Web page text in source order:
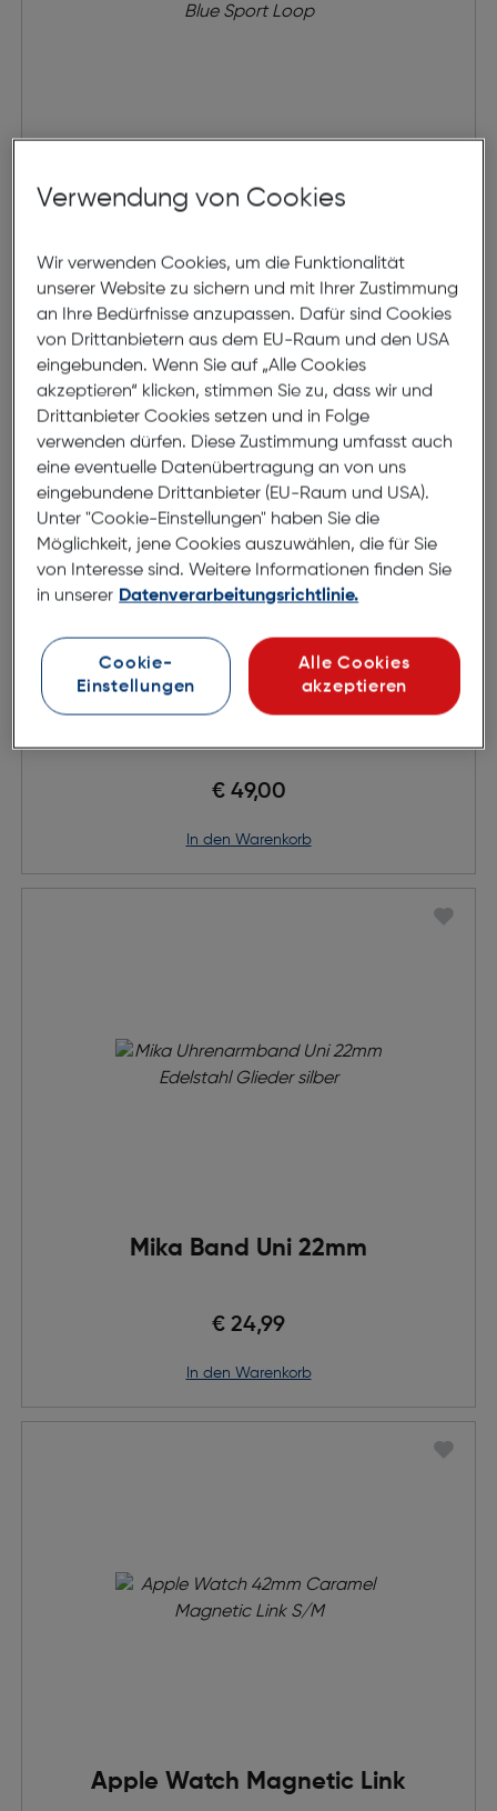
Apple Watch Sport Loop
€ 49,00
in den Warenkorb
Apple Watch Nike Sport Loop
€ 49,00
in den Warenkorb
Mika Band Uni 22mm
€ 24,99
in den Warenkorb
Apple Watch Magnetic Link
Verwendung von Cookies
Wir verwenden Cookies, um die Funktionalität
unserer Website zu sichern und mit Ihrer Zustimmung
an Ihre Bedürfnisse anzupassen. Dafür sind Cookies
von Drittanbietern aus dem EU-Raum und den USA
eingebunden. Wenn Sie auf „Alle Cookies
akzeptieren“ klicken, stimmen Sie zu, dass wir und
Drittanbieter Cookies setzen und in Folge
verwenden dürfen. Diese Zustimmung umfasst auch
eine eventuelle Datenübertragung an von uns
eingebundene Drittanbieter (EU-Raum und USA).
Unter "Cookie-Einstellungen" haben Sie die
Möglichkeit, jene Cookies auszuwählen, die für Sie
von Interesse sind. Weitere Informationen finden Sie
in unserer Datenverarbeitungsrichtlinie.
Cookie-
Einstellungen
Alle Cookies
akzeptieren